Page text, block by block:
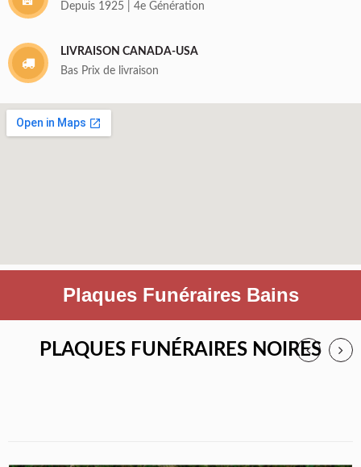
Depuis 1925 | 4e Génération
LIVRAISON CANADA-USA
Bas Prix de livraison
Plaques Funéraires Bains
PLAQUES FUNÉRAIRES NOIRES